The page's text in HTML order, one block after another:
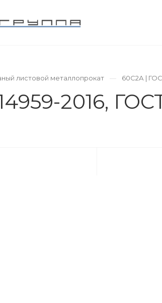
листовой металлопрокат 60С2А |
2016,